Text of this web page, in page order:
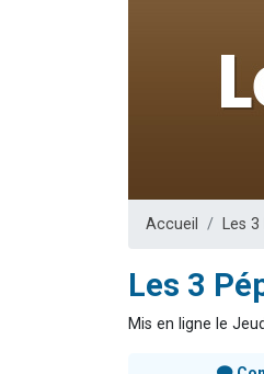
Accueil Les
Les 3
Mis en ligne le